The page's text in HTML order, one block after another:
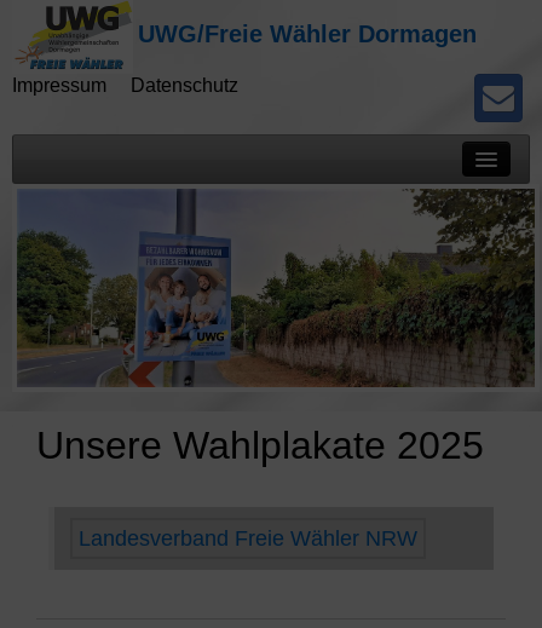
UWG/Freie Wähler Dormagen
Impressum Datenschutz
Presseberichte
Kommunalwahlen
Potokolle
Unsere Wahlplakate 2025
Landesverband Freie Wähler NRW